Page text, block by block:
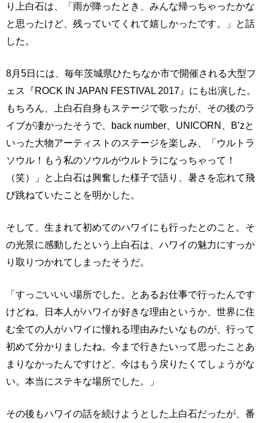
り上白石は、「雨が降ったとき、みんな帰っちゃったかな
と思ったけど、残っていてくれて嬉しかったです。」と話
した。
8月5日には、毎年茨城県ひたちなか市で開催される大型フ
ェス『ROCK IN JAPAN FESTIVAL 2017』にも出演した。
もちろん、上白石自身もステージで歌ったが、その後のラ
イブが凄かったそうで、back number、UNICORN、B’zと
いった大物アーティストのステージを楽しみ、「ウルトラ
ソウル！もう私のソウルがウルトラになっちゃって！
（笑）」と上白石は興奮した様子で語り、暑さを忘れて飛
び跳ねていたことを明かした。
そして、生まれて初めてのハワイにも行ったとのこと。そ
の光景に感動したという上白石は、ハワイの魅力にすっか
り取りつかれてしまったそうだ。
「すっごいいい場所でした。とあるお仕事で行ったんです
けどね。日本人がハワイが好きな理由というか、世界に住
む全ての人がハワイに憧れる理由みたいなものが、行って
初めて分かりましたね。今まで行きたいって思ったことあ
まりなかったんですけど、今はもう戻りたくてしょうがな
い。本当にステキな場所でした。」
その後もハワイの話を続けようとした上白石だったが、番